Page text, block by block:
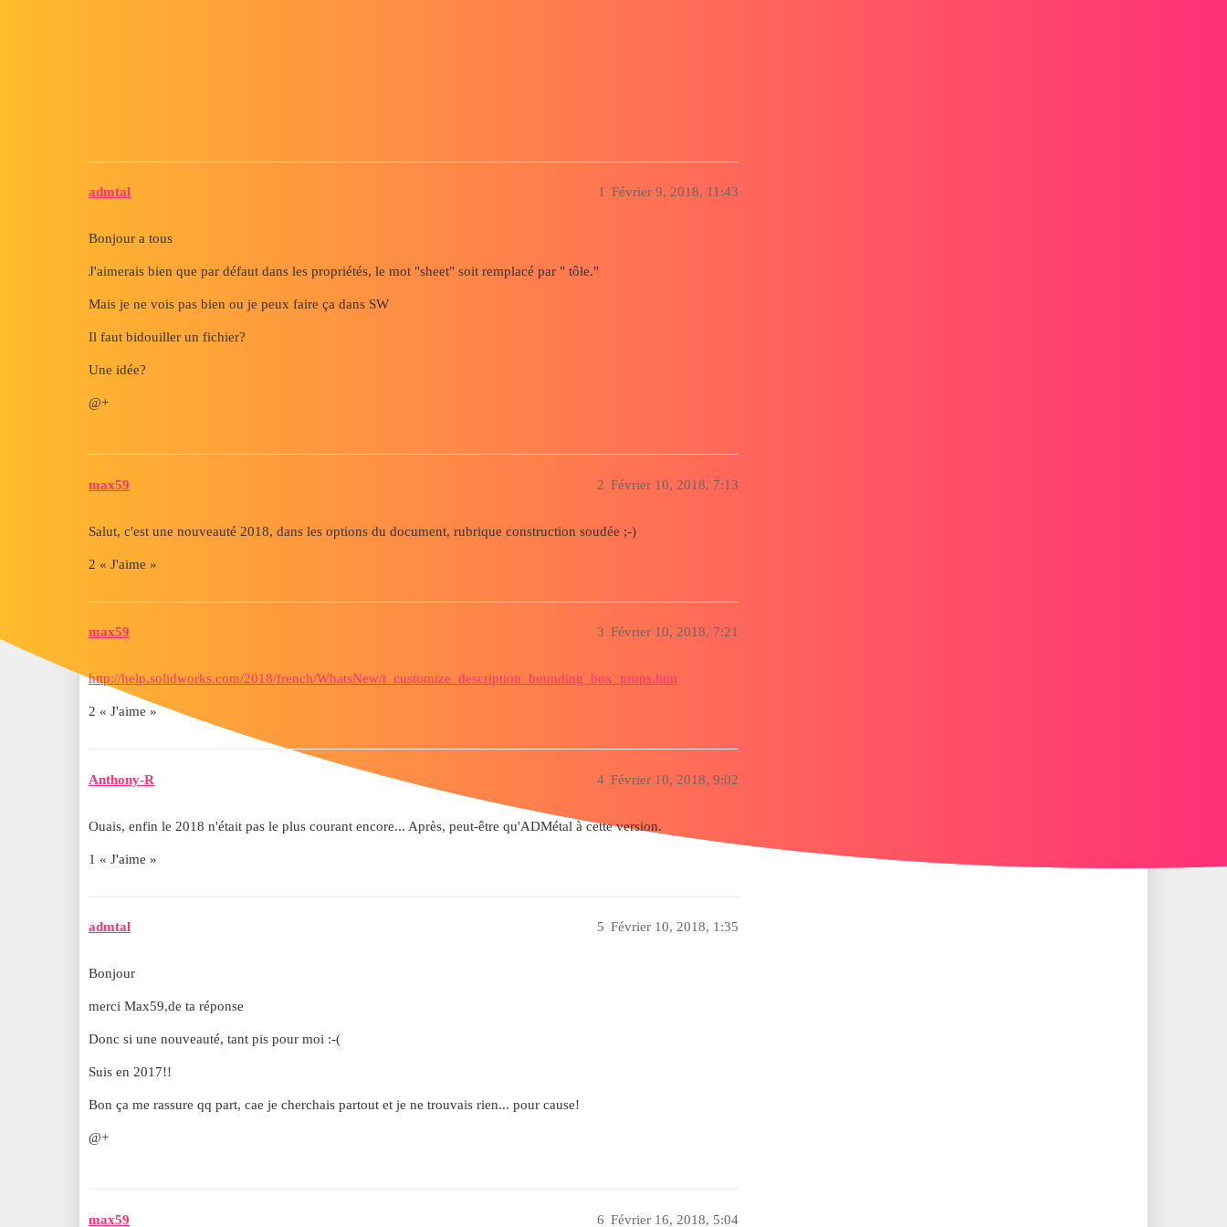
admtal Février 9, 2018, 11:43
1
Bonjour a tous
J'aimerais bien que par défaut dans les propriétés, le mot "sheet" soit remplacé par " tôle."
Mais je ne vois pas bien ou je peux faire ça dans SW
Il faut bidouiller un fichier?
Une idée?
@+
max59 Février 10, 2018, 7:13
2
Salut, c'est une nouveauté 2018, dans les options du document, rubrique construction soudée ;-)
2 « J'aime »
max59 Février 10, 2018, 7:21
3
http://help.solidworks.com/2018/french/WhatsNew/t_customize_description_bounding_box_props.htm
2 « J'aime »
Anthony-R Février 10, 2018, 9:02
4
Ouais, enfin le 2018 n'était pas le plus courant encore... Après, peut-être qu'ADMétal à cette version.
1 « J'aime »
admtal Février 10, 2018, 1:35
5
Bonjour
merci Max59,de ta réponse
Donc si une nouveauté, tant pis pour moi :-(
Suis en 2017!!
Bon ça me rassure qq part, cae je cherchais partout et je ne trouvais rien... pour cause!
@+
max59 Février 16, 2018, 5:04
6